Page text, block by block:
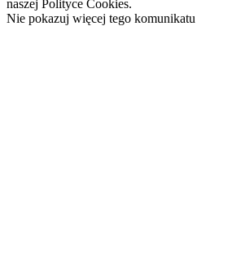
naszej Polityce Cookies.
Nie pokazuj więcej tego komunikatu